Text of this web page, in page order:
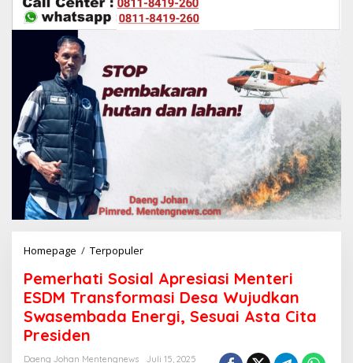
Homepage / Terpopuler
m
e
r
h
Pemerhati Sosial Apresiasi Menteri
ESDM Transformasi Desa Wujudkan
Swasembada Energi, Sesuai Asta Cita
Presiden
Daeng Johan Mentengnews
Juli 15, 2025